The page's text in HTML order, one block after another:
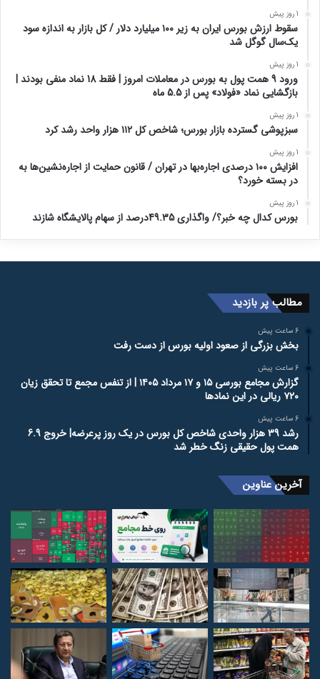
1 روز پیش
سقوط ارزش بورس ایران به زیر ۱۰۰ میلیارد دلار / کل بازار به اندازه سود
یک‌سال گوگل شد
1 روز پیش
ورود 9 همت پول به بورس در معاملات امروز | فقط 18 نماد منفی بودند |
بازگشایی نماد «فولاد» پس از 5.5 ماه
1 روز پیش
سبزپوشی گسترده بازار بورس؛ شاخص کل ۱۱۲ هزار واحد رشد کرد
1 روز پیش
افزایش ۱۰۰ درصدی اجاره‌بها در تهران / قانون حمایت از اجاره‌نشین‌ها به
در بسته خورد؟
1 روز پیش
بورس کدال چه خبر؟/ واگذاری 49.35درصد از سهام پالایشگاه شازند
مطالب پر بازدید
6 ساعت پیش
بخش بزرگی از صعود اولیه بورس از دست رفت
6 ساعت پیش
گزارش مجامع بورسی ۱۵ و ۱۷ مرداد ۱۴۰۵ | از تنفس مجمع تا تحقق زیان
۷۲۰ ریالی در این نماد‌ها
6 ساعت پیش
رشد 39 هزار واحدی شاخص کل بورس در یک روز پرعرضه| خروج 6.9
همت پول حقیقی زنگ خطر شد
آخرین عناوین